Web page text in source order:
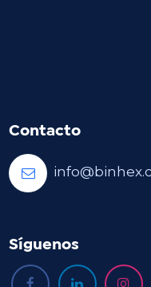
Contacto
Síguenos